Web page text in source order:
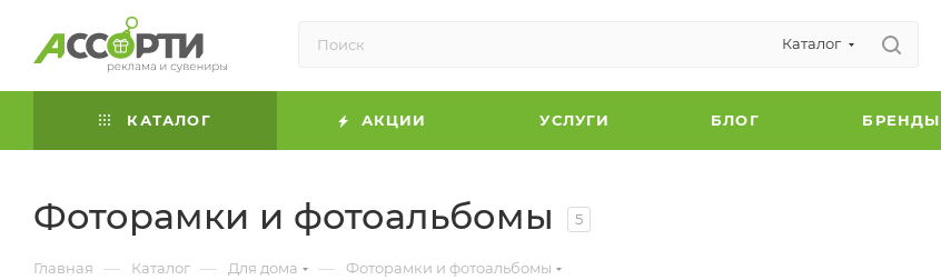
Каталог
КАТАЛОГ АКЦИИ УСЛУГИ БЛОГ БРЕНДЫ
Фоторамки и фотоальбомы 5
Главная — Каталог — Для дома — Фоторамки и фотоальбомы